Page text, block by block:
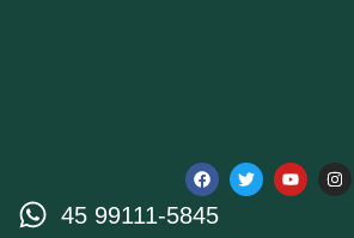
45 99111-5845